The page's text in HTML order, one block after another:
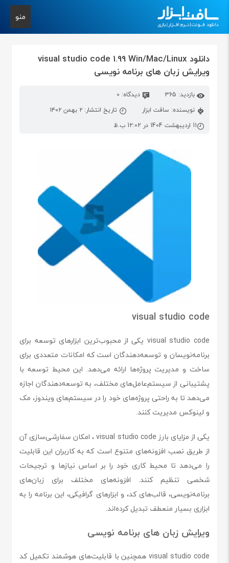
منو
دانلود visual studio code 1.99 Win/Mac/Linux
ویرایش زبان های برنامه نویسی
بازدید: 365
دیدگاه: 0
نویسنده: سافت ابزار
تاریخ انتشار: ۲ بهمن ۱۴۰۲
11 اردیبهشت 1404 در 12:02 ب.ظ
visual studio code
visual studio code یکی از محبوب‌ترین ابزارهای توسعه برای
برنامه‌نویسان و توسعه‌دهندگان است که امکانات متعددی برای
ساخت و مدیریت پروژه‌ها ارائه می‌دهد. این محیط توسعه با
پشتیبانی از سیستم‌عامل‌های مختلف، به توسعه‌دهندگان اجازه
می‌دهد تا به راحتی پروژه‌های خود را در سیستم‌های ویندوز، مک
و لینوکس مدیریت کنند.
یکی از مزایای بارز visual studio code ، امکان سفارشی‌سازی آن
از طریق نصب افزونه‌های متنوع است که به کاربران این قابلیت
را می‌دهد تا محیط کاری خود را بر اساس نیازها و ترجیحات
شخصی تنظیم کنند. افزونه‌های مختلف برای زبان‌های
برنامه‌نویسی، قالب‌های کد، و ابزارهای گرافیکی، این برنامه را به
ابزاری بسیار منعطف تبدیل کرده‌اند.
ویرایش زبان های برنامه نویسی
visual studio code همچنین با قابلیت‌های هوشمند تکمیل کد